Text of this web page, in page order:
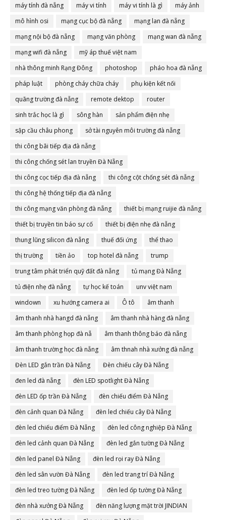
máy tính đà nẵng
máy vi tính máy vi tính là gì
máy ảnh
mô hình osi
mạng cục bộ đà nẵng
mạng lan đà nẵng
mạng nội bộ đà nẵng
mạng văn phòng
mạng wan đà nẵng
mạng wifi đà nẵng
mỹ áp thuế việt nam
nhà thông minh Rạng Đông
photoshop
pháo hoa đà nẵng
pháp luật
phòng cháy chữa cháy
phụ kiện kết nối
quãng trường đà nẵng
remote dektop
router
sinh trắc học là gì
sông hàn
sản phẩm điện nhẹ
sập cầu châu phong
sở tài nguyên môi trường đà nẵng
thi công bãi tiếp địa đà nẵng
thi công chống sét lan truyền Đà Nẵng
thi công cọc tiếp địa đà nẵng
thi công cột chống sét đà nẵng
thi công hệ thống tiếp địa đà nẵng
thi công mạng văn phòng đà nẵng
thiết bị mạng ruijie đà nẵng
thiết bị truyền tin báo sự cố
thiết bị điện nhẹ đà nẵng
thung lũng silicon đà nẵng
thuế đối ứng
thể thao
thị trường
tiền ảo top hotel đà nẵng
trump
trung tâm phát triển quỹ đất đà nẵng
tủ mạng Đà Nẵng
tủ điện nhẹ đà nẵng
tự học kế toán
unv việt nam
windown
xu hướng camera ai Ô tô
âm thanh
âm thanh nhà hangd đà nẵng
âm thanh nhà hàng đà nẵng
âm thanh phòng họp đà nẵ
âm thanh thông báo đà nẵng
âm thanh trường học đà nẵng
âm thnah nhà xưởng đà nẵng
Đèn LED gắn trần Đà Nẵng
Đèn chiếu cây Đà Nẵng
đen led đà nẵng
đèn LED spotlight Đà Nẵng
đèn LED ốp trần Đà Nẵng
đèn chiếu điểm Đà Nẵng
đèn cảnh quan Đà Nẵng
đèn led chiếu cây Đà Nẵng
đèn led chiếu điểm Đà Nẵng
đèn led công nghiệp Đà Nẵng
đèn led cảnh quan Đà Nẵng
đèn led gắn tường Đà Nẵng
đèn led panel Đà Nẵng
đèn led rọi ray Đà Nẵng
đèn led sân vườn Đà Nẵng
đèn led trang trí Đà Nẵng
đèn led treo tường Đà Nẵng
đèn led ốp tường Đà Nẵng
đèn nhà xưởng Đà Nẵng
đèn năng lượng mặt trời JINDIAN